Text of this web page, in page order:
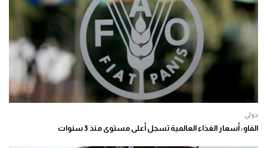
دولي
الفاو: أسعار الغذاء العالمية تسجل أعلى مستوى منذ 3 سنوات